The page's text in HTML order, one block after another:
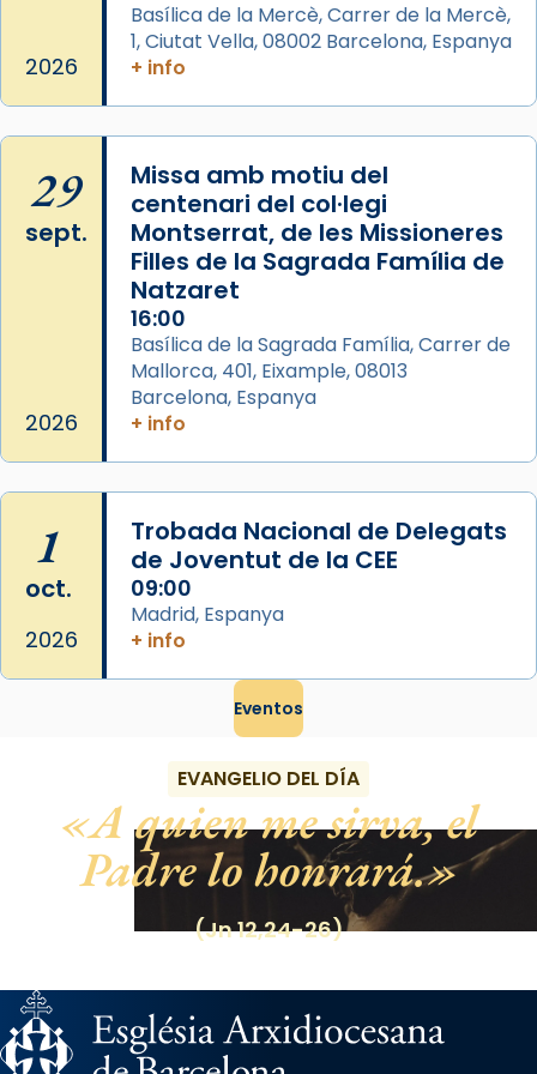
2026
Basílica de la Mercè, Carrer de la Mercè,
1, Ciutat Vella, 08002 Barcelona, Espanya
+ info
29
sept.
2026
Missa amb motiu del
centenari del col·legi
Montserrat, de les Missioneres
Filles de la Sagrada Família de
Natzaret
16:00
Basílica de la Sagrada Família, Carrer de
Mallorca, 401, Eixample, 08013
Barcelona, Espanya
+ info
1
oct.
2026
Trobada Nacional de Delegats
de Joventut de la CEE
09:00
Madrid, Espanya
+ info
Eventos
EVANGELIO DEL DÍA
A quien me sirva, el
Padre lo honrará.
(Jn 12,24-26)